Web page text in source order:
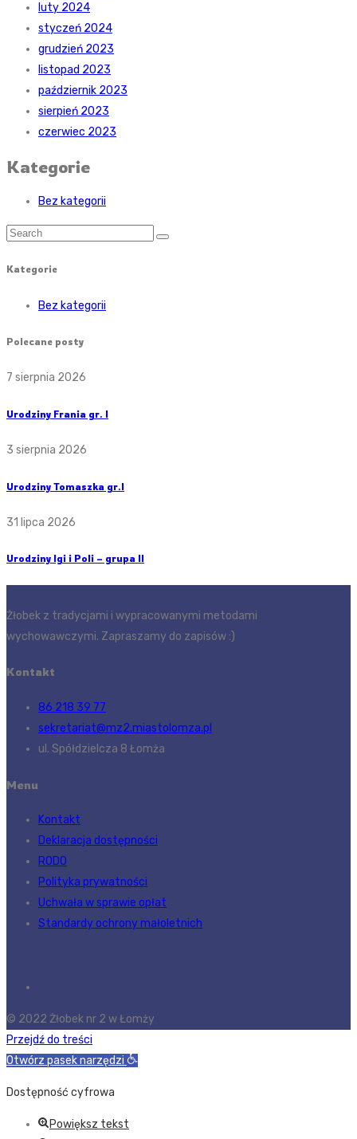
luty 2024
styczeń 2024
grudzień 2023
listopad 2023
październik 2023
sierpień 2023
czerwiec 2023
Kategorie
Bez kategorii
Kategorie
Bez kategorii
Polecane posty
7 sierpnia 2026
Urodziny Frania gr. I
3 sierpnia 2026
Urodziny Tomaszka gr.I
31 lipca 2026
Urodziny Igi i Poli – grupa II
Żłobek z tradycjami i wypracowanymi metodami
wychowawczymi. Zapraszamy do zapisów :)
Kontakt
86 218 39 77
sekretariat@mz2.miastolomza.pl
ul. Spółdzielcza 8 Łomża
Menu
Kontakt
Deklaracja dostępności
RODO
Polityka prywatności
Uchwała w sprawie opłat
Standardy ochrony małoletnich
© 2022 Żłobek nr 2 w Łomży
Przejdź do treści
Otwórz pasek narzędzi
Dostępność cyfrowa
Powiększ tekst